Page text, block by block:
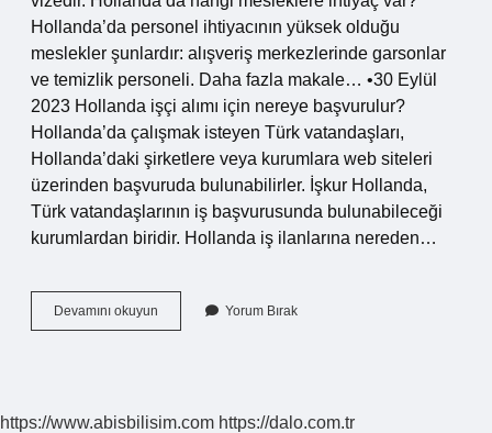
Hollanda’da personel ihtiyacının yüksek olduğu
meslekler şunlardır: alışveriş merkezlerinde garsonlar
ve temizlik personeli. Daha fazla makale… •30 Eylül
2023 Hollanda işçi alımı için nereye başvurulur?
Hollanda’da çalışmak isteyen Türk vatandaşları,
Hollanda’daki şirketlere veya kurumlara web siteleri
üzerinden başvuruda bulunabilirler. İşkur Hollanda,
Türk vatandaşlarının iş başvurusunda bulunabileceği
kurumlardan biridir. Hollanda iş ilanlarına nereden…
Devamını okuyun Hollandada
Nasıl
Yorum Bırak
https://www.abisbilisim.com https://dalo.com.tr